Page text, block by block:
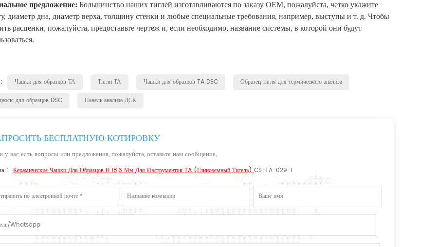
предложение: Большинство наших тиглей изготавливаются по заказу OEM, пожалуйста, четко укажите
диаметр дна, диаметр верха, толщину стенки и любые специальные требования, например, выступы и т. д. Чтобы
расценки, пожалуйста, предоставьте чертеж и, если необходимо, название системы, в которой они будут
Чашки для образцов ТА Тигли ТА Чашки для образцов TA DSC
Образец тигля для термического анализа
для образцов DSC
Панель анализа ДСК
БЕСПЛАТНУЮ КОТИРОВКУ
у вас есть вопросы или предложения, пожалуйста, оставьте нам сообщение,
: Керамические Чашки Для Образцов H 18,6 Мм Для Инструментов TA (глиноземный Тигель)CS-TA-029-1